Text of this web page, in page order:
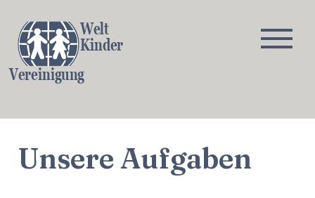
Welt
Kinder
Vereinigung
Über Herausforderungen Programme
Unsere Aufgaben